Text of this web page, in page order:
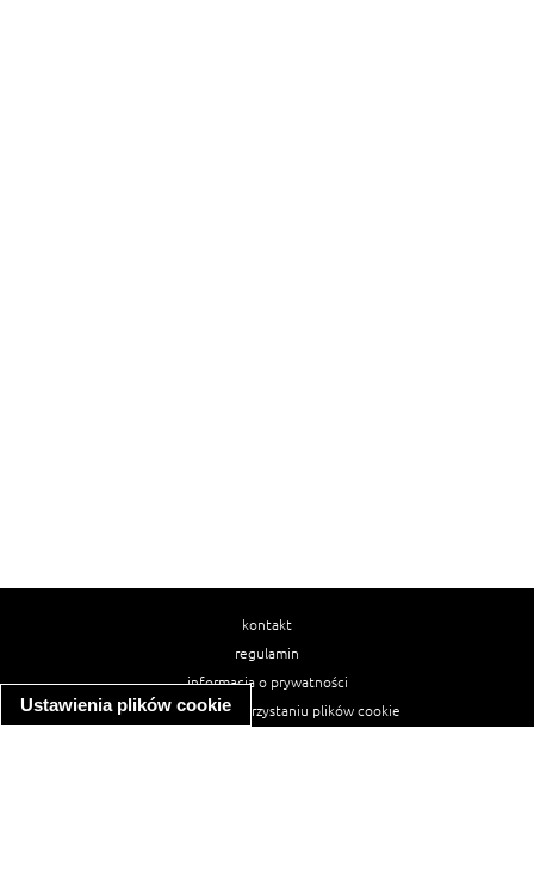
Ustawienia plików cookie
kontakt
regulamin
informacja o prywatności
informacja o wykorzystaniu plików cookie